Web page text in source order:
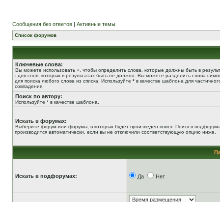
Сообщения без ответов | Активные темы
Список форумов
Ключевые слова:
Вы можете использовать + , чтобы определить слова, которые должны быть в
- для слов, которых в результатах быть не должно. Вы можете разделить слова
для поиска любого слова из списка. Используйте * в качестве шаблона для
совпадения.
Поиск по автору:
Используйте * в качестве шаблона.
Искать в форумах:
Выберите форум или форумы, в которых будет произведён поиск. Поиск в
производится автоматически, если вы не отключили соответствующую опцию ниже.
Искать в подфорумах: Да Нет